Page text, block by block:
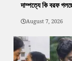
দাম্পত্যে কি বরফ
August 7, 2026